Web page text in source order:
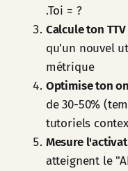
.Toi = ?
Calcule ton
qu'un nouvel
métrique
Optimise ton
de 30-50%
tutoriels
Mesure
atteignent le